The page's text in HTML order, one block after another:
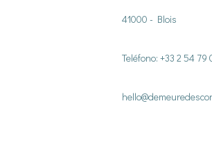
41000 - Blois
Teléfono: +33 2 54 79